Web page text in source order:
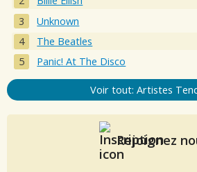
Unknown
The Beatles
Panic! At The Disco
Voir tout: Artistes
Rejoignez